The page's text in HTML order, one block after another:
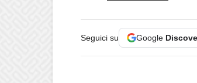
Seguici su Google